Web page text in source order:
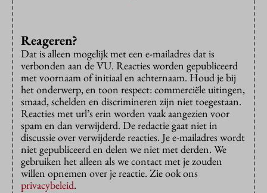
Reageren?
Dat is alleen mogelijk met een e-mailadres dat is
verbonden aan de VU. Reacties worden gepubliceerd
met voornaam of initiaal en achternaam. Houd je bij
het onderwerp, en toon respect: commerciële uitingen,
smaad, schelden en discrimineren zijn niet toegestaan.
Reacties met url’s erin worden vaak aangezien voor
spam en dan verwijderd. De redactie gaat niet in
discussie over verwijderde reacties. Je e-mailadres wordt
niet gepubliceerd en delen we niet met derden. We
gebruiken het alleen als we contact met je zouden
willen opnemen over je reactie. Zie ook ons
privacybeleid.